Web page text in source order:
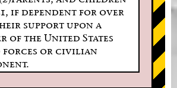
if dependent for over
support upon a
of the United States
forces or civilian